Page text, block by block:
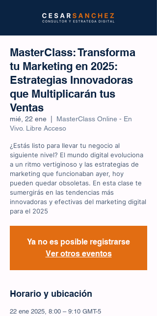
MasterClass: Transforma
tu Marketing en 2025:
Estrategias Innovadoras
que Multiplicarán tus
Ventas
mié, 22 ene
MasterClass Online - En
Vivo. Libre Acceso
¿Estás listo para llevar tu negocio al
siguiente nivel? El mundo digital evoluciona
a un ritmo vertiginoso y las estrategias de
marketing que funcionaban ayer, hoy
pueden quedar obsoletas. En esta clase te
sumergirás en las tendencias más
innovadoras y efectivas del marketing digital
para el 2025
Ya no es posible registrarse
Ver otros eventos
Horario y ubicación
22 ene 2025, 8:00 – 9:10 GMT-5